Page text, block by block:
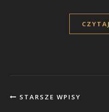
STARSZE WPISY